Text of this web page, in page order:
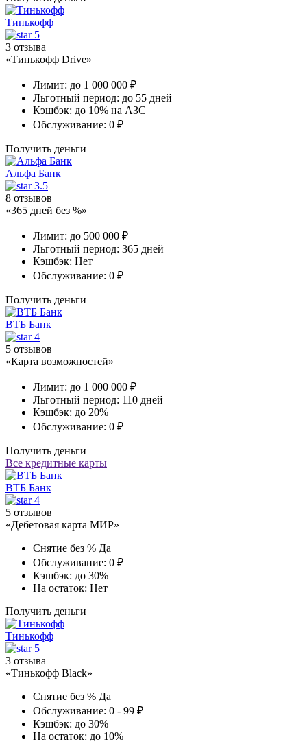
Тинькофф
5
3 отзыва
«Тинькофф Drive»
Лимит: до 1 000 000 ₽
Льготный период: до 55 дней
Кэшбэк: до 10% на АЗС
Обслуживание: 0 ₽
Получить деньги
Альфа Банк
3.5
8 отзывов
«365 дней без %»
Лимит: до 500 000 ₽
Льготный период: 365 дней
Кэшбэк: Нет
Обслуживание: 0 ₽
Получить деньги
ВТБ Банк
4
5 отзывов
«Карта возможностей»
Лимит: до 1 000 000 ₽
Льготный период: 110 дней
Кэшбэк: до 20%
Обслуживание: 0 ₽
Получить деньги
Все кредитные карты
ВТБ Банк
4
5 отзывов
«Дебетовая карта МИР»
Снятие без % Да
Обслуживание: 0 ₽
Кэшбэк: до 30%
На остаток: Нет
Получить деньги
Тинькофф
5
3 отзыва
«Тинькофф Black»
Снятие без % Да
Обслуживание: 0 - 99 ₽
Кэшбэк: до 30%
На остаток: до 10%